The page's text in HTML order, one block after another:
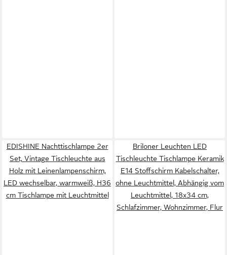
EDISHINE Nachttischlampe 2er
Set, Vintage Tischleuchte aus
Holz mit Leinenlampenschirm,
LED wechselbar, warmweiß, H36
cm Tischlampe mit Leuchtmittel
Briloner Leuchten LED
Tischleuchte Tischlampe Keramik
E14 Stoffschirm Kabelschalter,
ohne Leuchtmittel, Abhängig vom
Leuchtmittel, 18x34 cm,
Schlafzimmer, Wohnzimmer, Flur